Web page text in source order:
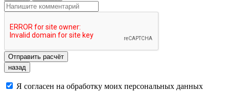
Отправить расчёт
назад
Я согласен на обработку моих персональных данных